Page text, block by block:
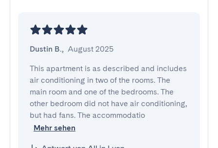
Dustin B., August 2025
This apartment is as described and includes
air conditioning in two of the rooms. The
main room and one of the bedrooms. The
other bedroom did not have air conditioning,
but had fans. The accommodatio
Mehr sehen